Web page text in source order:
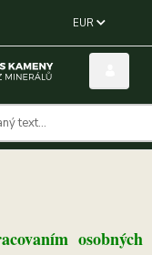
EUR